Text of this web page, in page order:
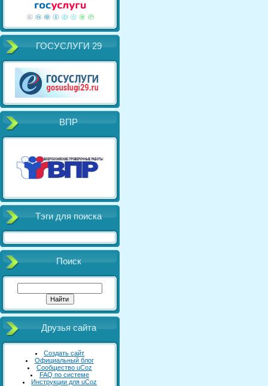
ГОСУСЛУГИ 29
ВПР
Тэги для поиска
Поиск
Друзья сайта
Создать сайт
Официальный блог
Сообщество uCoz
FAQ по системе
Инструкции для uCoz